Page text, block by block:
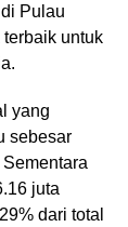
Pulau
untuk
yang
sebesar
juta
dari total